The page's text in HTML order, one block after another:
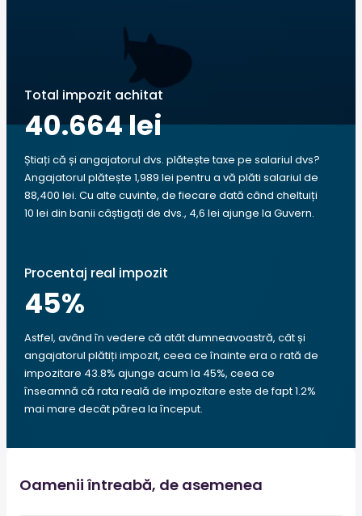
Total impozit achitat
40.664 lei
Știați că și angajatorul dvs. plătește taxe pe salariul dvs?
Angajatorul plătește 1,989 lei pentru a vă plăti salariul de
88,400 lei. Cu alte cuvinte, de fiecare dată când cheltuiți
10 lei din banii câștigați de dvs., 4,6 lei ajunge la Guvern.
Procentaj real impozit
45%
Astfel, având în vedere că atât dumneavoastră, cât și
angajatorul plătiți impozit, ceea ce înainte era o rată de
impozitare 43.8% ajunge acum la 45%, ceea ce
înseamnă că rata reală de impozitare este de fapt 1.2%
mai mare decât părea la început.
Oamenii întreabă, de asemenea